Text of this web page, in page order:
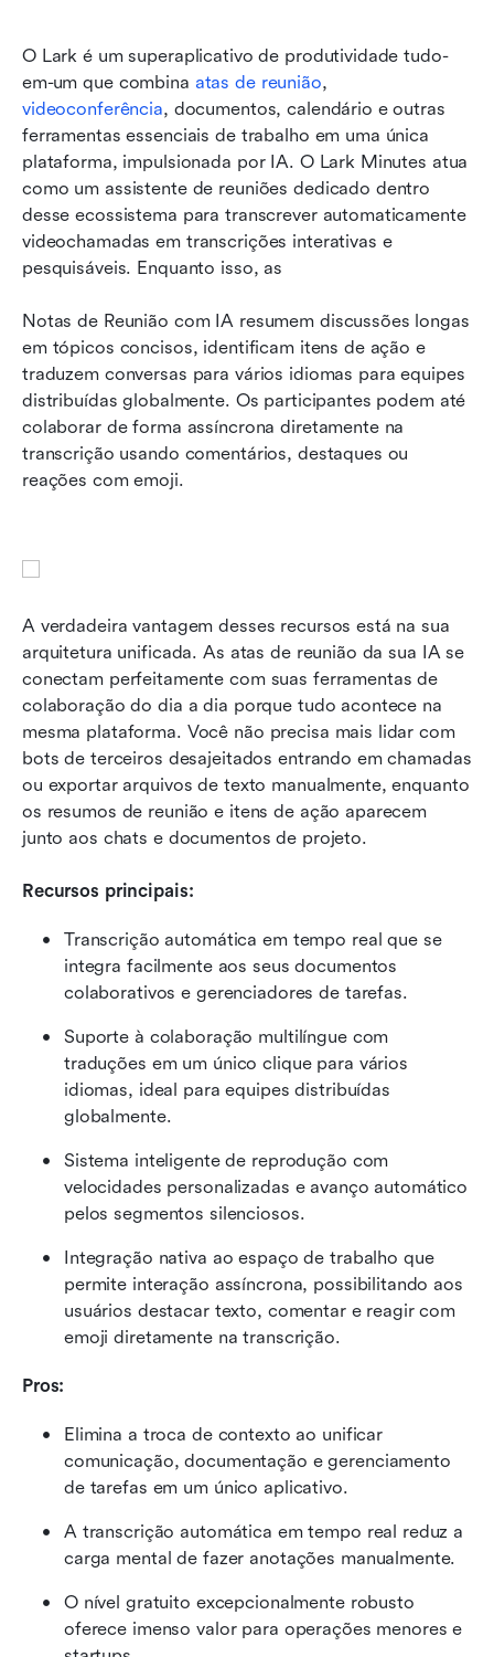
O Lark é um superaplicativo de produtividade tudo-
em-um que combina atas de reunião
videoconferência, documentos, calendário e outras
ferramentas essenciais de trabalho em uma única
plataforma, impulsionada por IA. O Lark Minutes atua
como um assistente de reuniões dedicado dentro
desse ecossistema para transcrever automaticamente
videochamadas em transcrições interativas e
pesquisáveis. Enquanto isso, as
Notas de Reunião com IA resumem discussões longas
em tópicos concisos, identificam itens de ação e
traduzem conversas para vários idiomas para equipes
distribuídas globalmente. Os participantes podem até
colaborar de forma assíncrona diretamente na
transcrição usando comentários, destaques ou
reações com emoji.
A verdadeira vantagem desses recursos está na sua
arquitetura unificada. As atas de reunião da sua IA se
conectam perfeitamente com suas ferramentas de
colaboração do dia a dia porque tudo acontece na
mesma plataforma. Você não precisa mais lidar com
bots de terceiros desajeitados entrando em chamadas
ou exportar arquivos de texto manualmente, enquanto
os resumos de reunião e itens de ação aparecem
junto aos chats e documentos de projeto.
Recursos principais:
Transcrição automática em tempo real que se
integra facilmente aos seus documentos
colaborativos e gerenciadores de tarefas.
Suporte à colaboração multilíngue com
traduções em um único clique para vários
idiomas, ideal para equipes distribuídas
globalmente.
Sistema inteligente de reprodução com
velocidades personalizadas e avanço automático
pelos segmentos silenciosos.
Integração nativa ao espaço de trabalho que
permite interação assíncrona, possibilitando aos
usuários destacar texto, comentar e reagir com
emoji diretamente na transcrição.
Pros:
Elimina a troca de contexto ao unificar
comunicação, documentação e gerenciamento
de tarefas em um único aplicativo.
A transcrição automática em tempo real reduz a
carga mental de fazer anotações manualmente.
O nível gratuito excepcionalmente robusto
oferece imenso valor para operações menores e